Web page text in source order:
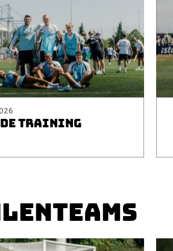
TRAINING